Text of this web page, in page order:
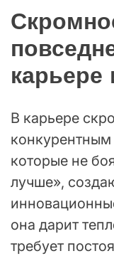
В карьере
которые не
лучше»,
она дарит
требует